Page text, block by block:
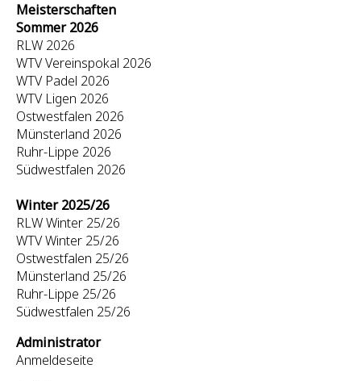
Meisterschaften
Sommer 2026
RLW 2026
WTV Vereinspokal 2026
WTV Padel 2026
WTV Ligen 2026
Ostwestfalen 2026
Münsterland 2026
Ruhr-Lippe 2026
Südwestfalen 2026
Winter 2025/26
RLW Winter 25/26
WTV Winter 25/26
Ostwestfalen 25/26
Münsterland 25/26
Ruhr-Lippe 25/26
Südwestfalen 25/26
Administrator
Anmeldeseite